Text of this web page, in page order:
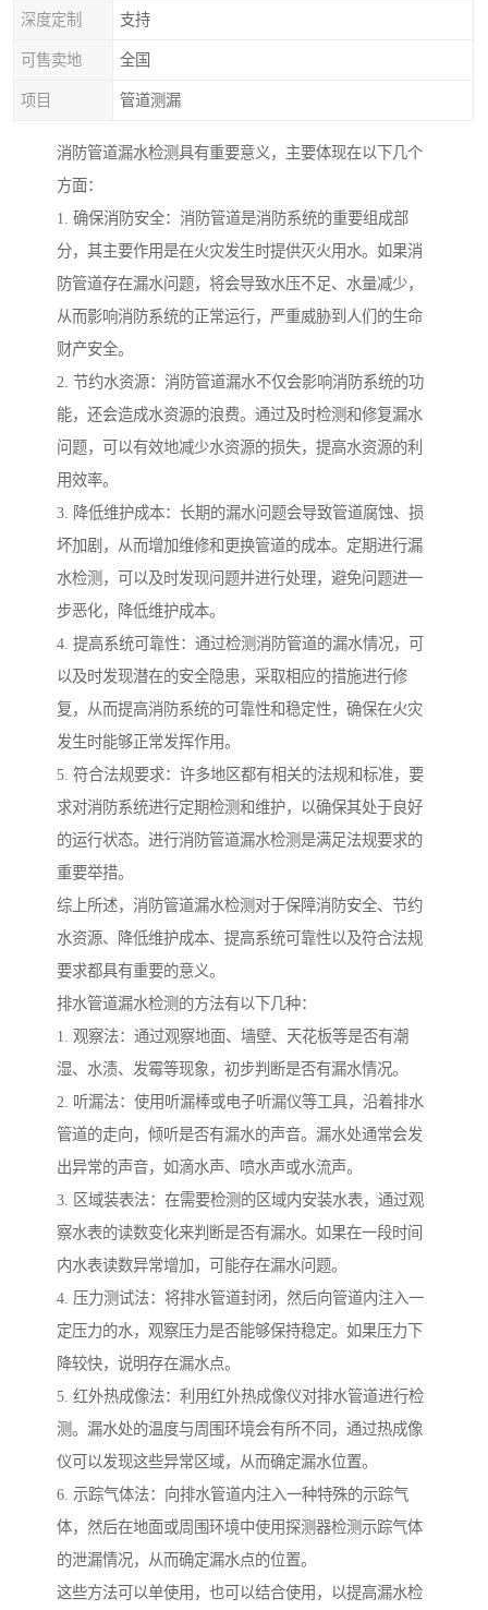
深度定制 支持
可售卖地 全国
项目 管道测漏
消防管道漏水检测具有重要意义，主要体现在以下几个
方面：
1. 确保消防安全：消防管道是消防系统的重要组成部
分，其主要作用是在火灾发生时提供灭火用水。如果消
防管道存在漏水问题，将会导致水压不足、水量减少，
从而影响消防系统的正常运行，严重威胁到人们的生命
财产安全。
2. 节约水资源：消防管道漏水不仅会影响消防系统的功
能，还会造成水资源的浪费。通过及时检测和修复漏水
问题，可以有效地减少水资源的损失，提高水资源的利
用效率。
3. 降低维护成本：长期的漏水问题会导致管道腐蚀、损
坏加剧，从而增加维修和更换管道的成本。定期进行漏
水检测，可以及时发现问题并进行处理，避免问题进一
步恶化，降低维护成本。
4. 提高系统可靠性：通过检测消防管道的漏水情况，可
以及时发现潜在的安全隐患，采取相应的措施进行修
复，从而提高消防系统的可靠性和稳定性，确保在火灾
发生时能够正常发挥作用。
5. 符合法规要求：许多地区都有相关的法规和标准，要
求对消防系统进行定期检测和维护，以确保其处于良好
的运行状态。进行消防管道漏水检测是满足法规要求的
重要举措。
综上所述，消防管道漏水检测对于保障消防安全、节约
水资源、降低维护成本、提高系统可靠性以及符合法规
要求都具有重要的意义。
排水管道漏水检测的方法有以下几种：
1. 观察法：通过观察地面、墙壁、天花板等是否有潮
湿、水渍、发霉等现象，初步判断是否有漏水情况。
2. 听漏法：使用听漏棒或电子听漏仪等工具，沿着排水
管道的走向，倾听是否有漏水的声音。漏水处通常会发
出异常的声音，如滴水声、喷水声或水流声。
3. 区域装表法：在需要检测的区域内安装水表，通过观
察水表的读数变化来判断是否有漏水。如果在一段时间
内水表读数异常增加，可能存在漏水问题。
4. 压力测试法：将排水管道封闭，然后向管道内注入一
定压力的水，观察压力是否能够保持稳定。如果压力下
降较快，说明存在漏水点。
5. 红外热成像法：利用红外热成像仪对排水管道进行检
测。漏水处的温度与周围环境会有所不同，通过热成像
仪可以发现这些异常区域，从而确定漏水位置。
6. 示踪气体法：向排水管道内注入一种特殊的示踪气
体，然后在地面或周围环境中使用探测器检测示踪气体
的泄漏情况，从而确定漏水点的位置。
这些方法可以单使用，也可以结合使用，以提高漏水检